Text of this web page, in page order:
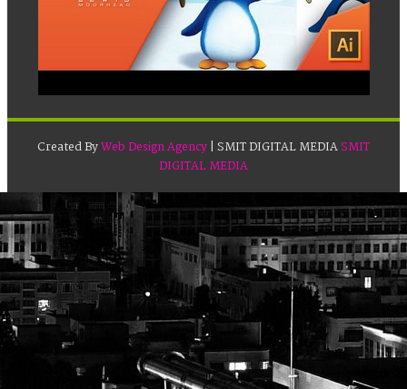
Created ByWeb Design Agency| SMIT DIGITAL MEDIASMIT
DIGITAL MEDIA